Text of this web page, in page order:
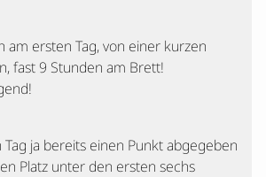
am ersten Tag, von einer kurzen
fast 9 Stunden am Brett!
ja bereits einen Punkt abgegeben
Platz unter den ersten sechs